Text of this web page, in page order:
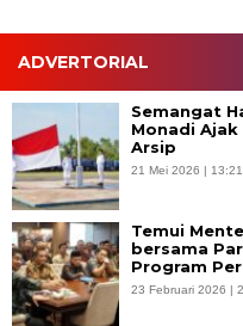
ADVERTORIAL
Semangat
Monadi
Arsip
21 Mei 2026 |
Temui
bersama
Program
23 Februari 2026 |